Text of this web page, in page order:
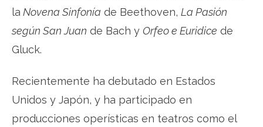
la Novena Sinfonía de Beethoven, La Pasión
según San Juan de Bach y Orfeo e Euridice de
Gluck.
Recientemente ha debutado en Estados
Unidos y Japón, y ha participado en
producciones operísticas en teatros como el